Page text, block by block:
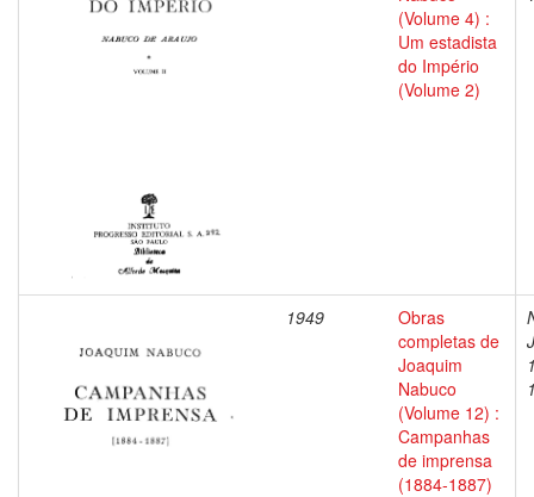
(Volume 4) :
Um estadista
do Império
(Volume 2)
1949
Obras
completas de
Joaquim
Nabuco
(Volume 12) :
Campanhas
de imprensa
(1884-1887)